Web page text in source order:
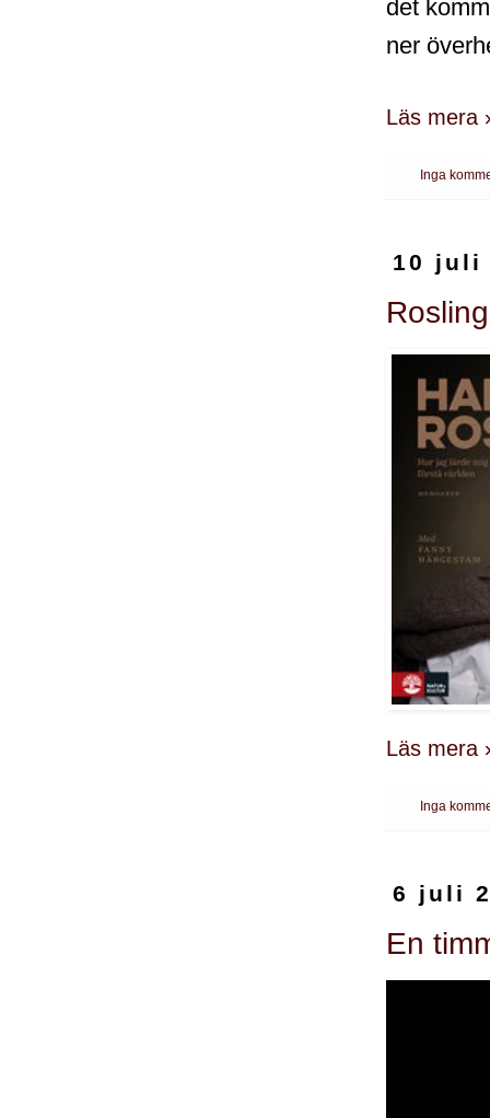
det
ner
Läs mera
Inga
10 juli
Läs mera
Inga
6 juli
En